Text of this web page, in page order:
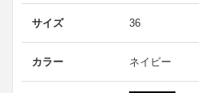
サイズ 36
カラー ネイビー